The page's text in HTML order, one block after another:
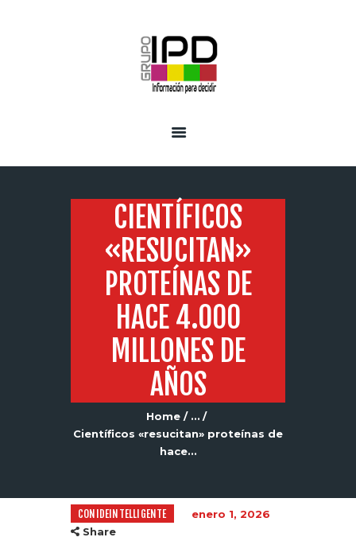
CIENTÍFICOS
«RESUCITAN»
PROTEÍNAS DE
HACE 4.000
MILLONES DE
AÑOS
Home
...
Científicos «resucitan» proteínas de
hace...
CONIDEINTELLIGENTE
enero 1, 2026
Share